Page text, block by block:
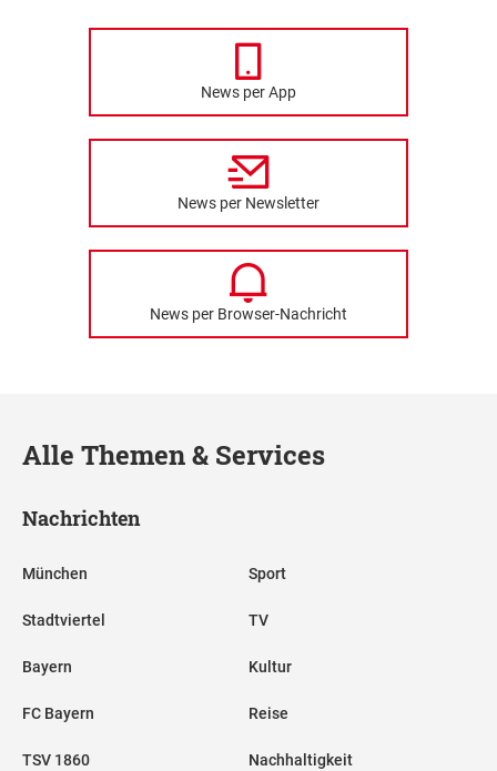
News per App
News per Newsletter
News per Browser-Nachricht
Alle Themen & Services
Nachrichten
München
Stadtviertel
Bayern
FC Bayern
TSV 1860
Sport
TV
Kultur
Reise
Nachhaltigkeit